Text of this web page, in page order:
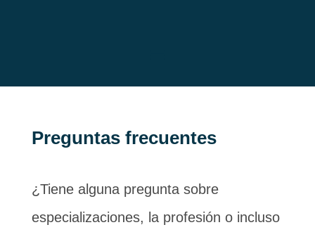
Preguntas frecuentes
¿Tiene alguna pregunta sobre
especializaciones, la profesión o incluso